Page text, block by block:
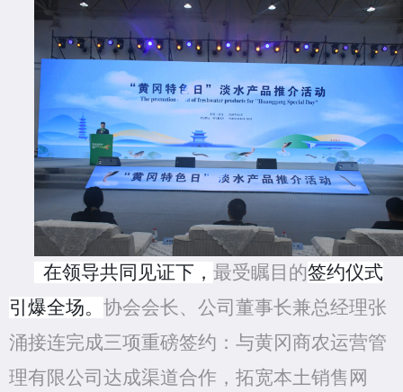
在领导共同见证下， 最受瞩目的签约仪式
引爆全场。 协会会长、公司董事长兼总经理张
涌接连完成三项重磅签约：与黄冈商农运营管
理有限公司达成渠道合作，拓宽本土销售网